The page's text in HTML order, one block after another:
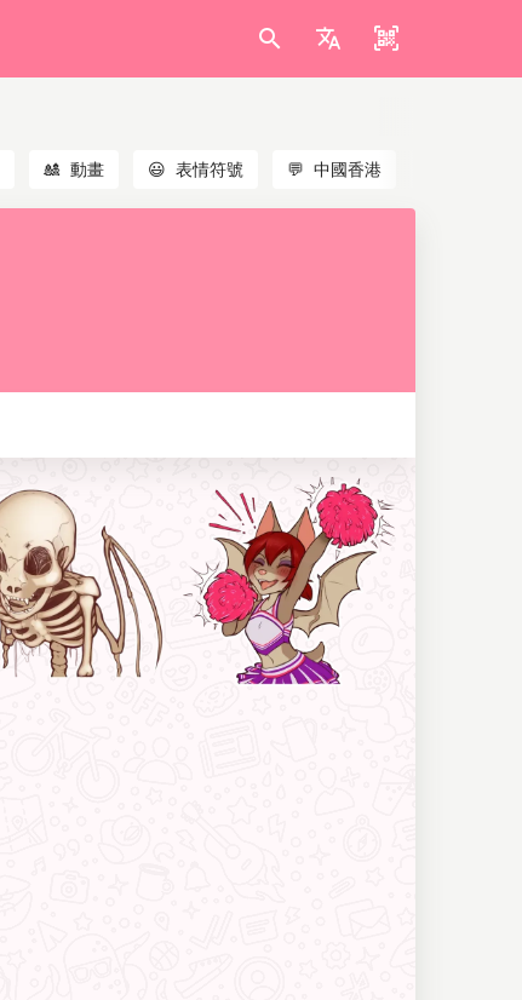
🎎 動畫 😃 表情符號 💬 中國香港